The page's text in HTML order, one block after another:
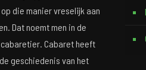
die manier vreselijk aan
Dat noemt men in de
Cabaret heeft
geschiedenis van het